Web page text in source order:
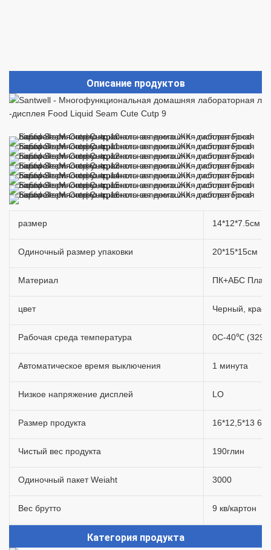
Описание продуктов
размер 14*12*7.5см
Одиночный размер упаковки 20*15*15см
Материал ПК+АБС
цвет Черный,
Рабочая среда температура 0C-40℃
Автоматическое время выключения 1 минута
Низкое напряжение дисплей LO
Размер продукта 16*12,5*13 6
Чистый вес продукта 190глин
Одиночный пакет Weiaht 3000
Вес брутто 9 кв/картон
Категория продукта